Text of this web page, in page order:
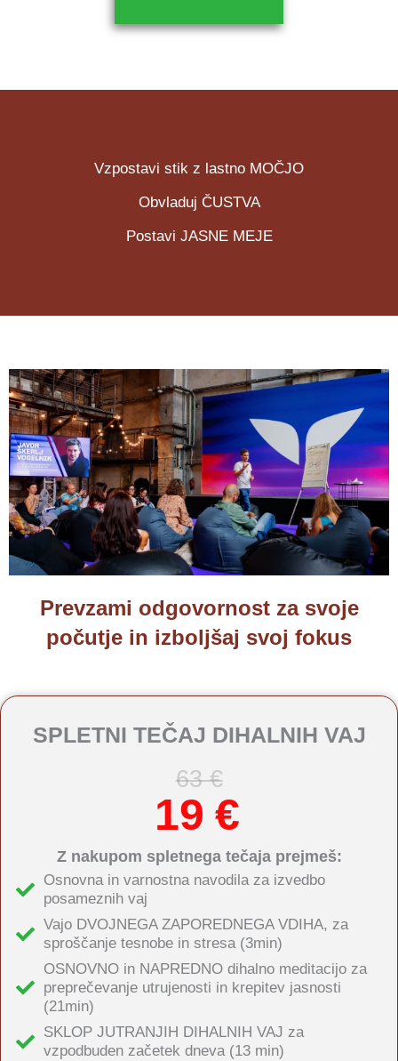
Vzpostavi stik z lastno MOČJO
Obvladuj ČUSTVA
Postavi JASNE MEJE
Prevzami odgovornost za svoje
počutje in izboljšaj svoj fokus
SPLETNI TEČAJ DIHALNIH VAJ
63 €
19 €
Z nakupom spletnega tečaja prejmeš:
Osnovna in varnostna navodila za izvedbo
posameznih vaj
Vajo DVOJNEGA ZAPOREDNEGA VDIHA, za
sproščanje tesnobe in stresa (3min)
OSNOVNO in NAPREDNO dihalno meditacijo za
preprečevanje utrujenosti in krepitev jasnosti
(21min)
SKLOP JUTRANJIH DIHALNIH VAJ za
vzpodbuden začetek dneva (13 min)